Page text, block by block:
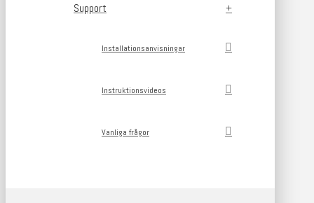
Support
Installationsanvisningar
Instruktionsvideos
Vanliga frågor